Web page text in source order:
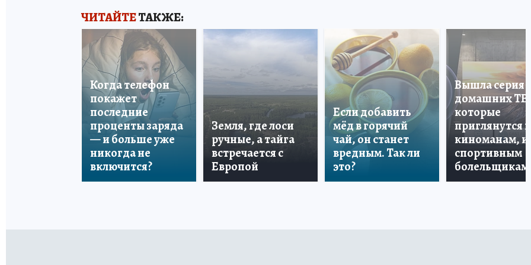
ЧИТАЙТЕТАКЖЕ:
Когда телефон
покажет
последние
проценты заряда
— и больше уже
никогда не
включится?
Земля, где лоси
ручные, а тайга
встречается с
Европой
Если добавить
мёд в горячий
чай, он станет
вредным. Так ли
это?
Вышла серия
домашних ТВ,
которые
приглянутся и
киноманам, и
спортивным
болельщикам